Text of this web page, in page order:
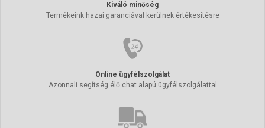
Kiváló minőség
Termékeink hazai garanciával kerülnek értékesítésre
Online ügyfélszolgálat
Azonnali segítség élő chat alapú ügyfélszolgálattal